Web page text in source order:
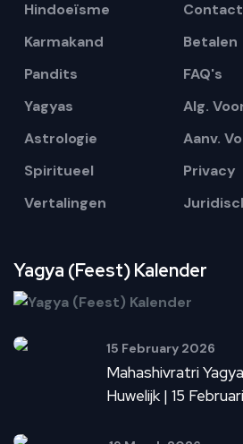
Hindoeïsme
Karmakand
Pandits
Yagyas
Astrologie
Spiritueel
Vertalingen
Contact
Betalen
FAQ's
Alg.
Aanv.
Privacy
Yagya (Feest) Kalender
15 February 2026
Mahashivratri
Huwelijk | 15